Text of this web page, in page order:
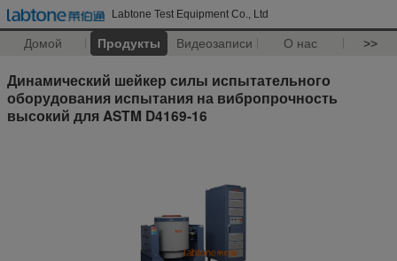
Labtone Test Equipment Co., Ltd
Домой Продукты Видеозаписи О нас >>
Динамический шейкер силы испытательного
оборудования испытания на вибропрочность
высокий для ASTM D4169-16